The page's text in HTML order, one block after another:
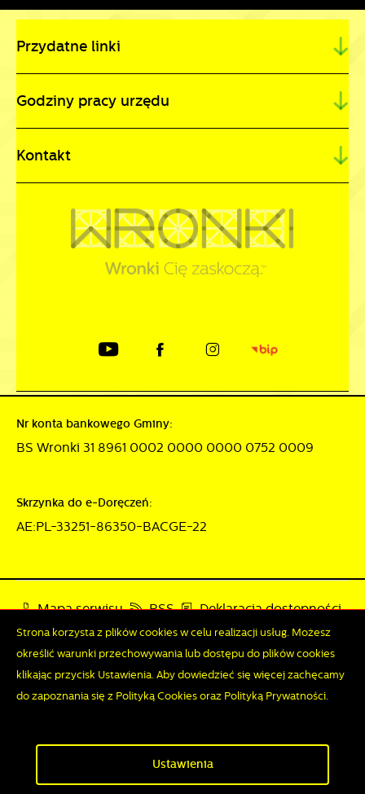
Przydatne linki
Godziny pracy urzędu
Kontakt
Nr konta bankowego Gminy:
BS Wronki 31 8961 0002 0000 0000 0752 0009
Skrzynka do e-Doręczeń:
AE:PL-33251-86350-BACGE-22
Mapa serwisu RSS Deklaracja dostępności
Odwiedzin: 3795595 Online: 255
Copyright by wronki.pl
Powered by2ClickPortal®- Portale nowej generacji
Strona korzysta z plików cookies w celu realizacji usług. Możesz
określić warunki przechowywania lub dostępu do plików cookies
klikając przycisk Ustawienia. Aby dowiedzieć się więcej zachęcamy
do zapoznania się z Polityką Cookies oraz Polityką Prywatności.
Ustawienia
Zezwól na wszystkie